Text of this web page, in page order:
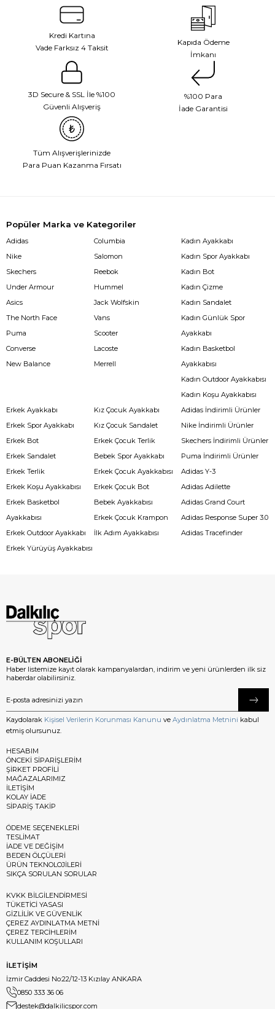
Kredi Kartına
Vade Farksız 4 Taksit
Kapıda Ödeme
İmkanı
3D Secure & SSL İle %100
Güvenli Alışveriş
%100 Para
İade Garantisi
Tüm Alışverişlerinizde
Para Puan Kazanma Fırsatı
Popüler Marka ve Kategoriler
Adidas
Nike
Skechers
Under Armour
Asics
The North Face
Puma
Converse
New Balance
Columbia
Salomon
Reebok
Hummel
Jack Wolfskin
Vans
Scooter
Lacoste
Merrell
Kadın Ayakkabı
Kadın Spor Ayakkabı
Kadın Bot
Kadın Çizme
Kadın Sandalet
Kadın Günlük Spor
Ayakkabı
Kadın Basketbol
Ayakkabısı
Kadın Outdoor Ayakkabısı
Kadın Koşu Ayakkabısı
Erkek Ayakkabı
Erkek Spor Ayakkabı
Erkek Bot
Erkek Sandalet
Erkek Terlik
Erkek Koşu Ayakkabısı
Erkek Basketbol
Ayakkabısı
Erkek Outdoor Ayakkabı
Erkek Yürüyüş Ayakkabısı
Kız Çocuk Ayakkabı
Kız Çocuk Sandalet
Erkek Çocuk Terlik
Bebek Spor Ayakkabı
Erkek Çocuk Ayakkabısı
Erkek Çocuk Bot
Bebek Ayakkabısı
Erkek Çocuk Krampon
İlk Adım Ayakkabısı
Adidas İndirimli Ürünler
Nike İndirimli Ürünler
Skechers İndirimli Ürünler
Puma İndirimli Ürünler
Adidas Y-3
Adidas Adilette
Adidas Grand Court
Adidas Response Super 3.0
Adidas Tracefinder
E-BÜLTEN ABONELİĞİ
Haber listemize kayıt olarak kampanyalardan, indirim ve yeni ürünlerden ilk siz
haberdar olabilirsiniz.
Kaydolarak Kişisel Verilerin Korunması Kanunu ve Aydınlatma Metnini kabul
etmiş olursunuz.
HESABIM
ÖNCEKİ SİPARİŞLERİM
ŞİRKET PROFİLİ
MAĞAZALARIMIZ
İLETİŞİM
KOLAY İADE
SİPARİŞ TAKİP
ÖDEME SEÇENEKLERİ
TESLİMAT
İADE VE DEĞİŞİM
BEDEN ÖLÇÜLERİ
ÜRÜN TEKNOLOJİLERİ
SIKÇA SORULAN SORULAR
KVKK BİLGİLENDİRMESİ
TÜKETİCİ YASASI
GİZLİLİK VE GÜVENLİK
ÇEREZ AYDINLATMA METNİ
ÇEREZ TERCİHLERİM
KULLANIM KOŞULLARI
İLETİŞİM
İzmir Caddesi No:22/12-13 Kızılay ANKARA
0850 333 36 06
destek@dalkilicspor.com